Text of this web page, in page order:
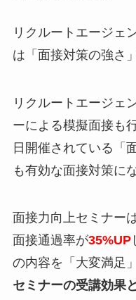
リクルートエージェ
は「面接対策の強さ
リクルートエージェ
ーによる模擬面接も
日開催されている 「
も有効な面接対策に
面接力向上セミナー
面接通過率が35%UP
の内容を「大変満足
セミナーの受講効果